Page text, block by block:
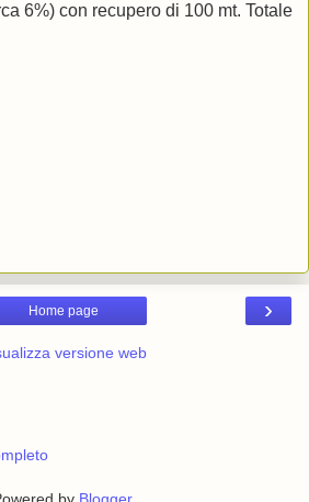
6%) con recupero di 100 mt. Totale
›
Home page
versione web
by Blogger.